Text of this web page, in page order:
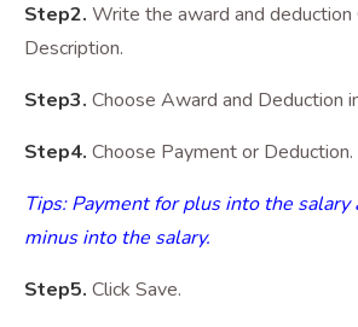
Step2. Write the award and deduction
Description.
Step3. Choose Award and Deduction
Step4. Choose Payment or Deduction.
Tips: Payment for plus into the salary
minus into the salary.
Step5. Click Save.